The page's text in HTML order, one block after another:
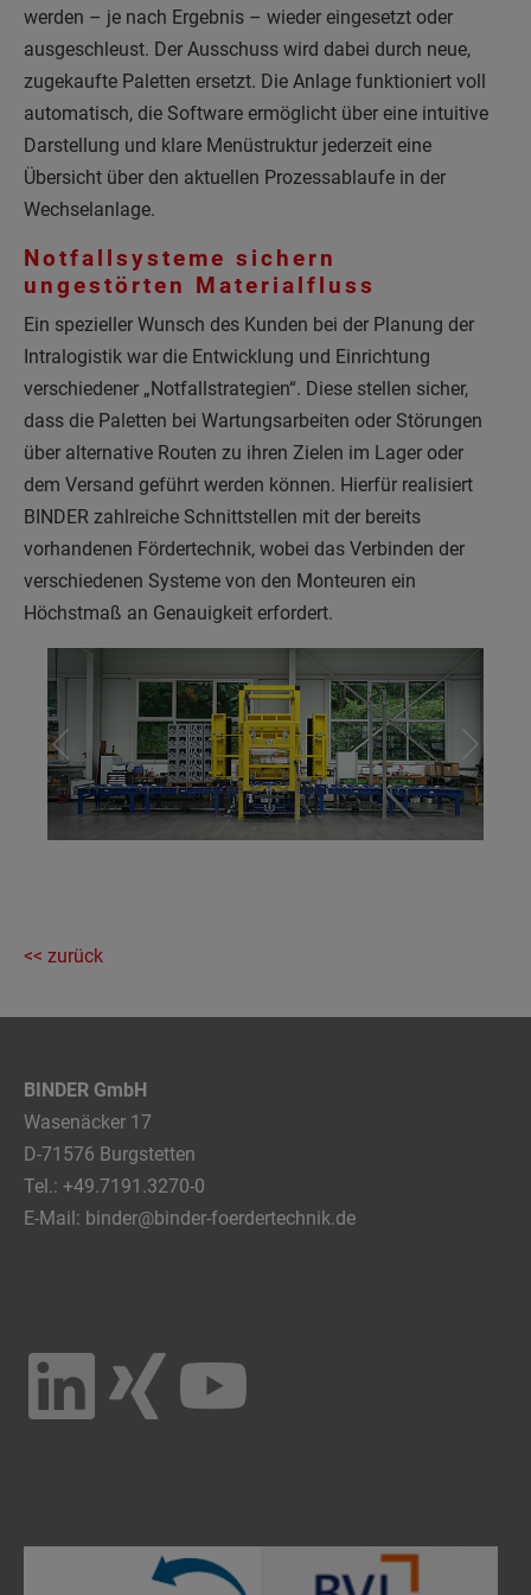
werden – je nach Ergebnis – wieder eingesetzt oder
ausgeschleust. Der Ausschuss wird dabei durch neue,
zugekaufte Paletten ersetzt. Die Anlage funktioniert voll
automatisch, die Software ermöglicht über eine intuitive
Darstellung und klare Menüstruktur jederzeit eine
Übersicht über den aktuellen Prozessablaufe in der
Wechselanlage.
Notfallsysteme sichern
ungestörten Materialfluss
Ein spezieller Wunsch des Kunden bei der Planung der
Intralogistik war die Entwicklung und Einrichtung
verschiedener „Notfallstrategien“. Diese stellen sicher,
dass die Paletten bei Wartungsarbeiten oder Störungen
über alternative Routen zu ihren Zielen im Lager oder
dem Versand geführt werden können. Hierfür realisiert
BINDER zahlreiche Schnittstellen mit der bereits
vorhandenen Fördertechnik, wobei das Verbinden der
verschiedenen Systeme von den Monteuren ein
Höchstmaß an Genauigkeit erfordert.
Previous Next
<< zurück
BINDER GmbH
Wasenäcker 17
D-71576 Burgstetten
Tel.: +49.7191.3270-0
E-Mail: binder@binder-foerdertechnik.de